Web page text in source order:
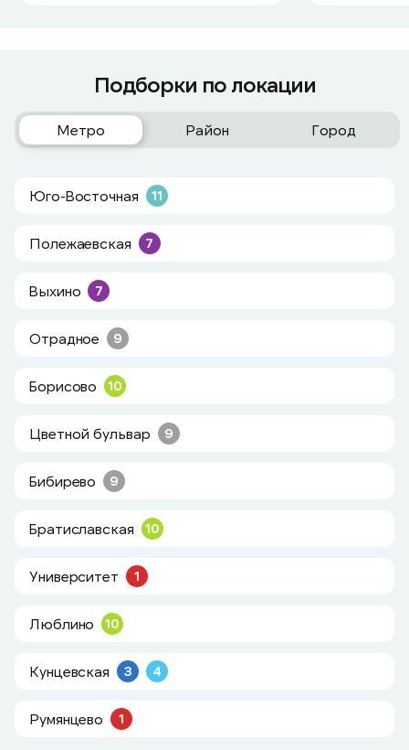
Подборки по локации
Метро Район Город
Юго-Восточная 11
Полежаевская 7
Выхино 7
Отрадное 9
Борисово 10
Цветной бульвар 9
Бибирево 9
Братиславская 10
Университет 1
Люблино 10
Кунцевская 3 4
Румянцево 1